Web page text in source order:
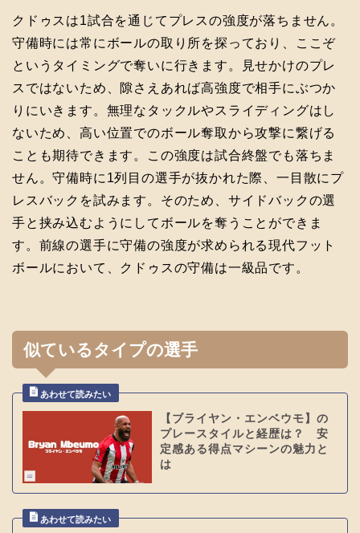
クドゥスは1試合を通じてプレスの強度が落ちません。
守備時には常にボールの取り所を探っており、ここぞ
というタイミングで奪いに行きます。見せかけのプレ
スではないため、隙さえあれば高強度で相手にぶつか
りにいきます。無理なタックルやスライディングはし
ないため、高い位置でのボール奪取から攻撃に繋げる
ことも期待できます。この強度は試合終盤でも落ちま
せん。守備時に1列目の選手が抜かれた際、一目散にプ
レスバックを試みます。そのため、サイドバックの選
手と挟み込むようにしてボールを奪うことができま
す。前線の選手に守備の強度が求められる現代フット
ボールにおいて、クドゥスの守備は一級品です。
似ているタイプの選手
【ブライヤン・エンベウモ】の
プレースタイルと経歴は？ 安
定感ある得点マシーンの魅力と
は